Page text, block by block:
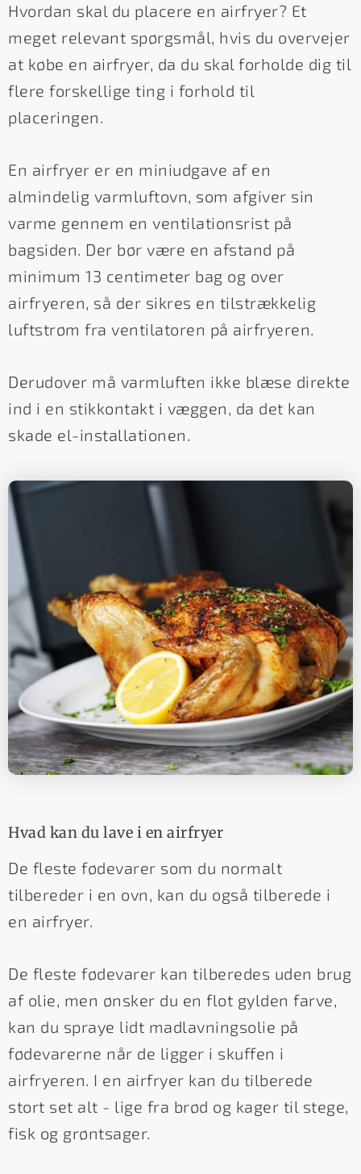
Hvordan skal du placere en airfryer? Et
meget relevant spørgsmål, hvis du overvejer
at købe en airfryer, da du skal forholde dig til
flere forskellige ting i forhold til
placeringen.
En airfryer er en miniudgave af en
almindelig varmluftovn, som afgiver sin
varme gennem en ventilationsrist på
bagsiden. Der bør være en afstand på
minimum 13 centimeter bag og over
airfryeren, så der sikres en tilstrækkelig
luftstrøm fra ventilatoren på airfryeren.
Derudover må varmluften ikke blæse direkte
ind i en stikkontakt i væggen, da det kan
skade el-installationen.
Hvad kan du lave i en airfryer
De fleste fødevarer som du normalt
tilbereder i en ovn, kan du også tilberede i
en airfryer.
De fleste fødevarer kan tilberedes uden brug
af olie, men ønsker du en flot gylden farve,
kan du spraye lidt madlavningsolie på
fødevarerne når de ligger i skuffen i
airfryeren. I en airfryer kan du tilberede
stort set alt - lige fra brød og kager til stege,
fisk og grøntsager.